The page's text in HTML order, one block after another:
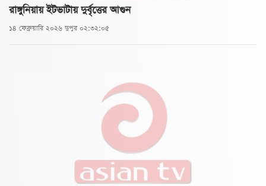
রাঙ্গুনিয়ায় ইটভাটায় দুর্বৃত্তের আগুন
১৪ ফেব্রুয়ারি ২০২৬ দুপুর ০২:৩২:০৫